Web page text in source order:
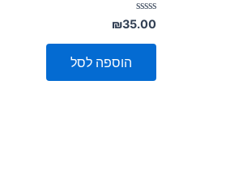
דורג
0
מתוך
₪35.00
הוספה לסל